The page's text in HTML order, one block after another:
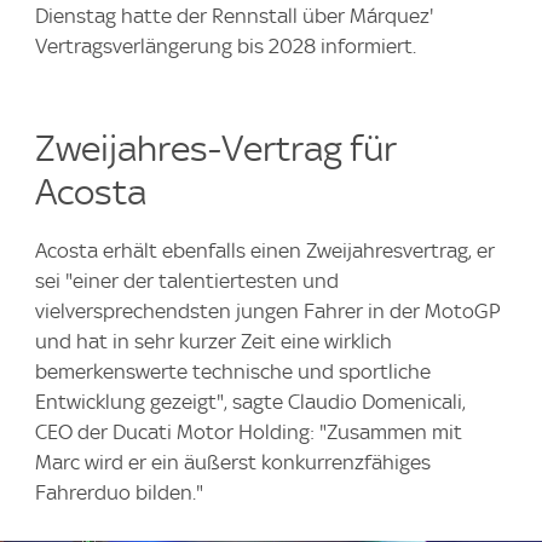
Dienstag hatte der Rennstall über Márquez'
Vertragsverlängerung bis 2028 informiert.
Zweijahres-Vertrag für
Acosta
Acosta erhält ebenfalls einen Zweijahresvertrag, er
sei "einer der talentiertesten und
vielversprechendsten jungen Fahrer in der MotoGP
und hat in sehr kurzer Zeit eine wirklich
bemerkenswerte technische und sportliche
Entwicklung gezeigt", sagte Claudio Domenicali,
CEO der Ducati Motor Holding: "Zusammen mit
Marc wird er ein äußerst konkurrenzfähiges
Fahrerduo bilden."